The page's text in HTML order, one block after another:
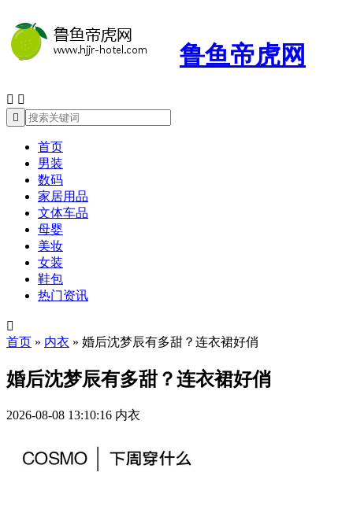
鲁鱼帝虎网
 

首页
男装
数码
家居用品
文体车品
母婴
美妆
女装
鞋包
热门资讯

首页 » 内衣 » 婚后沈梦辰有多甜？连衣裙好俏
婚后沈梦辰有多甜？连衣裙好俏
2026-08-08 13:10:16 内衣